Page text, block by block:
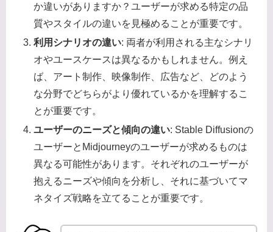
か違いがありますか？ユーザーが求める特定の品
質やスタイルの違いを見極めることが重要です。
利用シナリオの違い: 両者が利用される主なシナリ
オやユースケースは異なるかもしれません。例え
ば、アート制作、映像制作、広告など、どのよう
な分野でどちらがより優れているかを理解するこ
とが重要です。
ユーザーのニーズと傾向の違い: Stable Diffusionの
ユーザーとMidjourneyのユーザーが求めるものは
異なる可能性があります。それぞれのユーザーが
抱えるニーズや傾向を分析し、それに基づいてマ
ネタイズ戦略を立てることが重要です。